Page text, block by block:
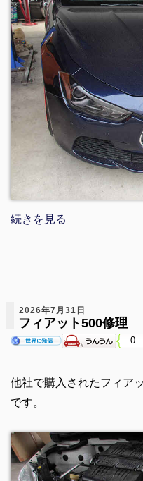
続きを見る
2026年7月31日
フィアット500修理
0
他社で購入されたフィア
です。